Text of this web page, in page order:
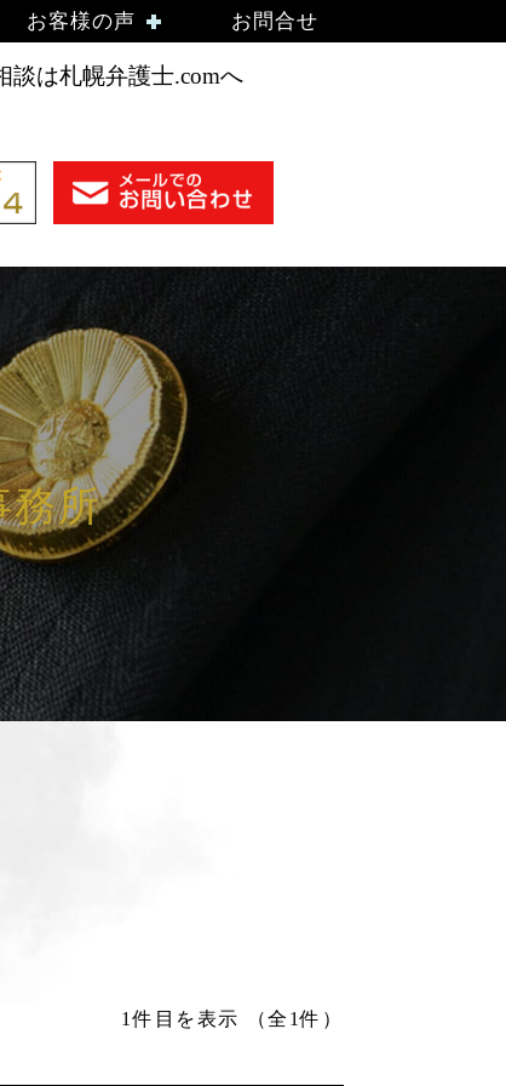
お客様の声 お問合せ
談は札幌弁護士.comへ
務所
1件目を表示 （全1件）